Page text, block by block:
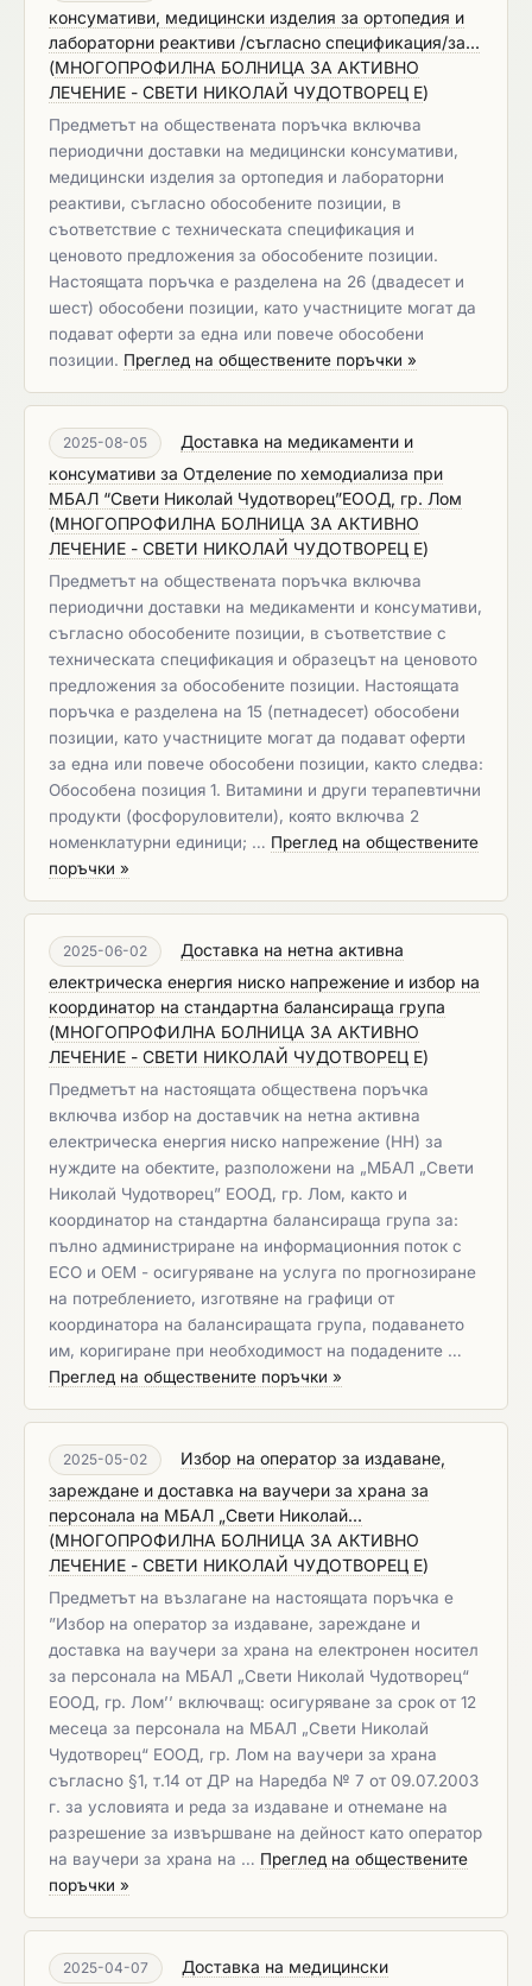
консумативи, медицински изделия за ортопедия и
лабораторни реактиви /съгласно спецификация/за...
(МНОГОПРОФИЛНА БОЛНИЦА ЗА АКТИВНО
ЛЕЧЕНИЕ - СВЕТИ НИКОЛАЙ ЧУДОТВОРЕЦ Е)
Предметът на обществената поръчка включва
периодични доставки на медицински консумативи,
медицински изделия за ортопедия и лабораторни
реактиви, съгласно обособените позиции, в
съответствие с техническата спецификация и
ценовото предложения за обособените позиции.
Настоящата поръчка е разделена на 26 (двадесет и
шест) обособени позиции, като участниците могат да
подават оферти за една или повече обособени
позиции. Преглед на обществените поръчки »
2025-08-05
Доставка на медикаменти и
консумативи за Отделение по хемодиализа при
МБАЛ “Свети Николай Чудотворец”ЕООД, гр. Лом
(МНОГОПРОФИЛНА БОЛНИЦА ЗА АКТИВНО
ЛЕЧЕНИЕ - СВЕТИ НИКОЛАЙ ЧУДОТВОРЕЦ Е)
Предметът на обществената поръчка включва
периодични доставки на медикаменти и консумативи,
съгласно обособените позиции, в съответствие с
техническата спецификация и образецът на ценовото
предложения за обособените позиции. Настоящата
поръчка е разделена на 15 (петнадесет) обособени
позиции, като участниците могат да подават оферти
за една или повече обособени позиции, както следва:
Обособена позиция 1. Витамини и други терапевтични
продукти (фосфоруловители), която включва 2
номенклатурни единици; … Преглед на обществените
поръчки »
2025-06-02
Доставка на нетна активна
електрическа енергия ниско напрежение и избор на
координатор на стандартна балансираща група
(МНОГОПРОФИЛНА БОЛНИЦА ЗА АКТИВНО
ЛЕЧЕНИЕ - СВЕТИ НИКОЛАЙ ЧУДОТВОРЕЦ Е)
Предметът на настоящата обществена поръчка
включва избор на доставчик на нетна активна
електрическа енергия ниско напрежение (НН) за
нуждите на обектите, разположени на „МБАЛ „Свети
Николай Чудотворец” ЕООД, гр. Лом, както и
координатор на стандартна балансираща група за:
пълно администриране на информационния поток с
ЕСО и ОЕМ - осигуряване на услуга по прогнозиране
на потреблението, изготвяне на графици от
координатора на балансиращата група, подаването
им, коригиране при необходимост на подадените …
Преглед на обществените поръчки »
2025-05-02
Избор на оператор за издаване,
зареждане и доставка на ваучери за храна за
персонала на МБАЛ „Свети Николай...
(МНОГОПРОФИЛНА БОЛНИЦА ЗА АКТИВНО
ЛЕЧЕНИЕ - СВЕТИ НИКОЛАЙ ЧУДОТВОРЕЦ Е)
Предметът на възлагане на настоящата поръчка е
”Избор на оператор за издаване, зареждане и
доставка на ваучери за храна на електронен носител
за персонала на МБАЛ „Свети Николай Чудотворец“
ЕООД, гр. Лом’’ включващ: осигуряване за срок от 12
месеца за персонала на МБАЛ „Свети Николай
Чудотворец“ ЕООД, гр. Лом на ваучери за храна
съгласно §1, т.14 от ДР на Наредба № 7 от 09.07.2003
г. за условията и реда за издаване и отнемане на
разрешение за извършване на дейност като оператор
на ваучери за храна на … Преглед на обществените
поръчки »
2025-04-07 Доставка на медицински